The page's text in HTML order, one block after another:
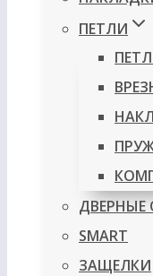
ПЕТЛИ
SMART
ЗАЩЕЛКИ